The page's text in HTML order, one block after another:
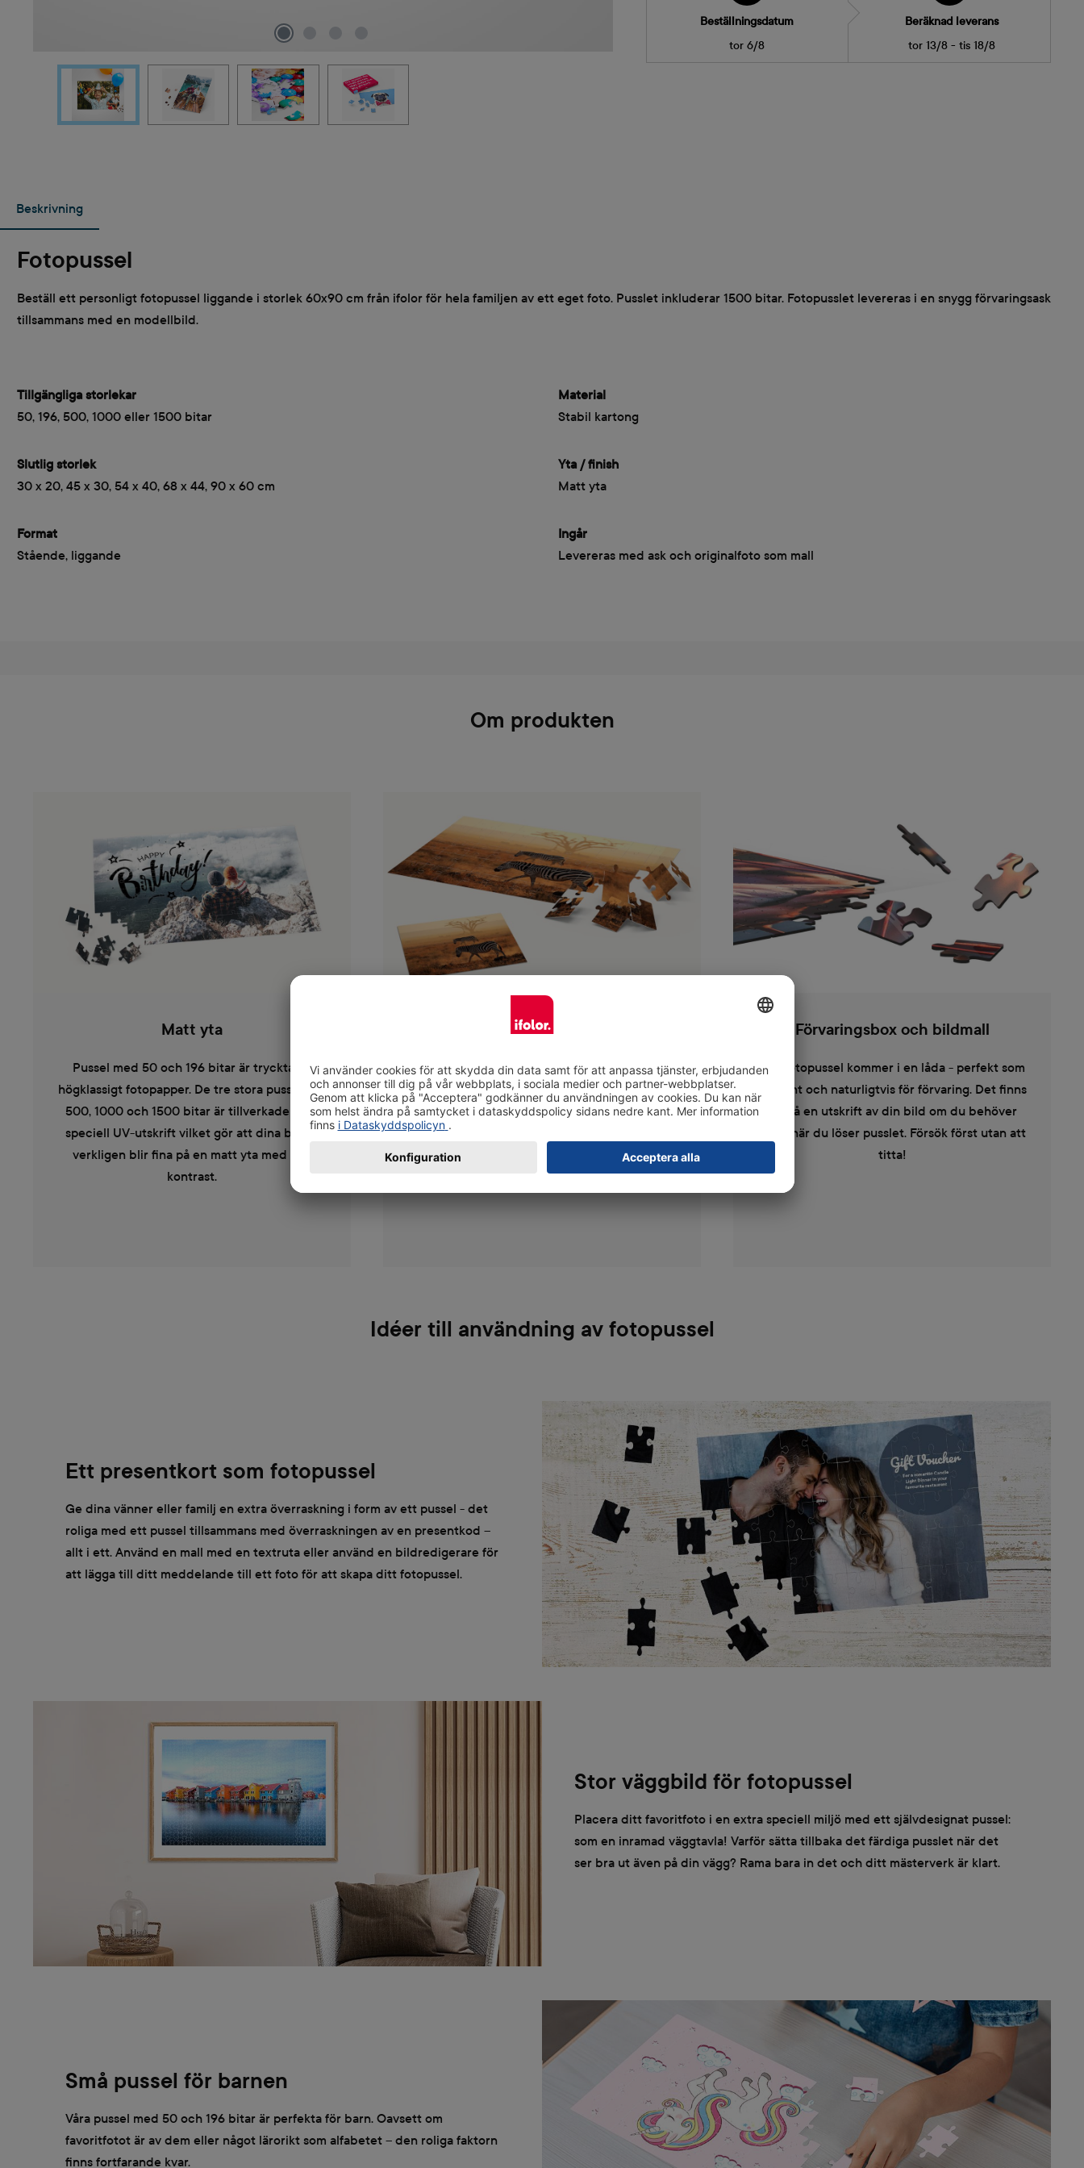
Beställningsdatum
tor 6/8
Beräknad leverans
tor 13/8 - tis 18/8
Beskrivning
Fotopussel
Beställ ett personligt fotopussel liggande i storlek 60x90 cm från ifolor för hela familjen av ett eget foto. Pusslet inkluderar 1500 bitar. Fotopusslet levereras i en snygg förvaringsask
tillsammans med en modellbild.
Tillgängliga storlekar
50, 196, 500, 1000 eller 1500 bitar
Slutlig storlek
30 x 20, 45 x 30, 54 x 40, 68 x 44, 90 x 60 cm
Format
Stående, liggande
Material
Stabil kartong
Yta / finish
Matt yta
Ingår
Levereras med ask och originalfoto som mall
Om produkten
Matt yta
Pussel med 50 och 196 bitar är tryckta på
högklassigt fotopapper. De tre stora pusslen på
500, 1000 och 1500 bitar är tillverkade med
speciell UV-utskrift vilket gör att dina bilder
verkligen blir fina på en matt yta med hög
kontrast.
Hållbar kartong ger ett långt liv
Fotopusslet är tryckt på hård kartong och ger
en stabil finish. Ditt fotopussel blir ett
originalpussel och är robust och hållbart.
Förvaringsbox och bildmall
Ditt fotopussel kommer i en låda - perfekt som
present och naturligtvis för förvaring. Det finns
också en utskrift av din bild om du behöver
fuska när du löser pusslet. Försök först utan att
titta!
Idéer till användning av fotopussel
Ett presentkort som fotopussel
Ge dina vänner eller familj en extra överraskning i form av ett pussel - det
roliga med ett pussel tillsammans med överraskningen av en presentkod –
allt i ett. Använd en mall med en textruta eller använd en bildredigerare för
att lägga till ditt meddelande till ett foto för att skapa ditt fotopussel.
Stor väggbild för fotopussel
Placera ditt favoritfoto i en extra speciell miljö med ett självdesignat pussel:
som en inramad väggtavla! Varför sätta tillbaka det färdiga pusslet när det
ser bra ut även på din vägg? Rama bara in det och ditt mästerverk är klart.
Små pussel för barnen
Våra pussel med 50 och 196 bitar är perfekta för barn. Oavsett om
favoritfotot är av dem eller något lärorikt som alfabetet – den roliga faktorn
finns fortfarande kvar.